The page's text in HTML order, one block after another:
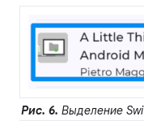
Рис. 6. Выделение